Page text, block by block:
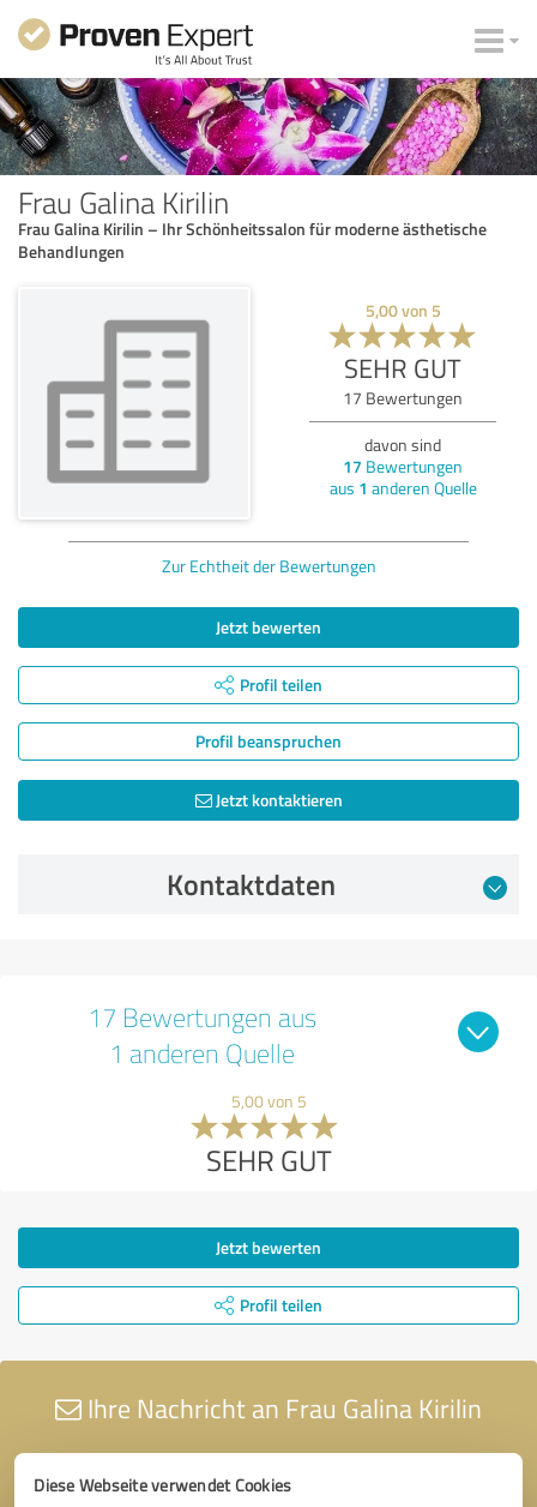
Diese Webseite verwendet Cookies
Frau Galina Kirilin
Frau Galina Kirilin – Ihr Schönheitssalon für moderne ästhetische
Behandlungen
5,00von 5
SEHR GUT
17 Bewertungen
davon sind
17 Bewertungen
aus 1 anderen Quelle
Zur Echtheit der Bewertungen
Jetzt bewerten
Profil teilen
Profil beanspruchen
Jetzt kontaktieren
Kontaktdaten
17 Bewertungen aus
1 anderen Quelle
5,00 von 5
SEHR GUT
Jetzt bewerten
Profil teilen
Ihre Nachricht an Frau Galina Kirilin